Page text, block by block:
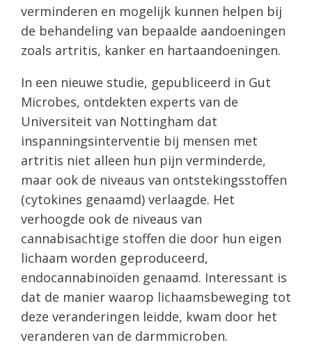
verminderen en mogelijk kunnen helpen bij
de behandeling van bepaalde aandoeningen
zoals artritis, kanker en hartaandoeningen.
In een nieuwe studie, gepubliceerd in Gut
Microbes, ontdekten experts van de
Universiteit van Nottingham dat
inspanningsinterventie bij mensen met
artritis niet alleen hun pijn verminderde,
maar ook de niveaus van ontstekingsstoffen
(cytokines genaamd) verlaagde. Het
verhoogde ook de niveaus van
cannabisachtige stoffen die door hun eigen
lichaam worden geproduceerd,
endocannabinoïden genaamd. Interessant is
dat de manier waarop lichaamsbeweging tot
deze veranderingen leidde, kwam door het
veranderen van de darmmicroben.